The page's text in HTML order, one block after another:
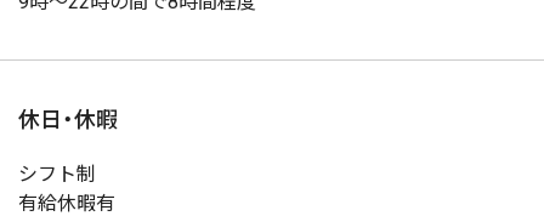
休日・休暇
シフト制
有給休暇有